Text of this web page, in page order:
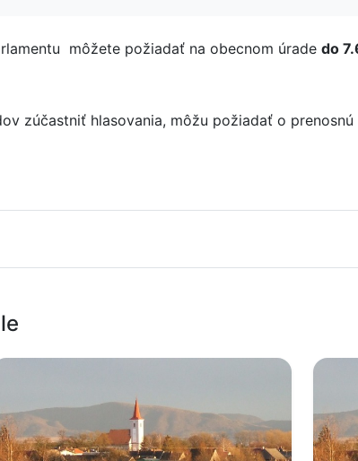
môžete požiadať na obecnom úrade do
zúčastniť hlasovania, môžu požiadať o prenosnú